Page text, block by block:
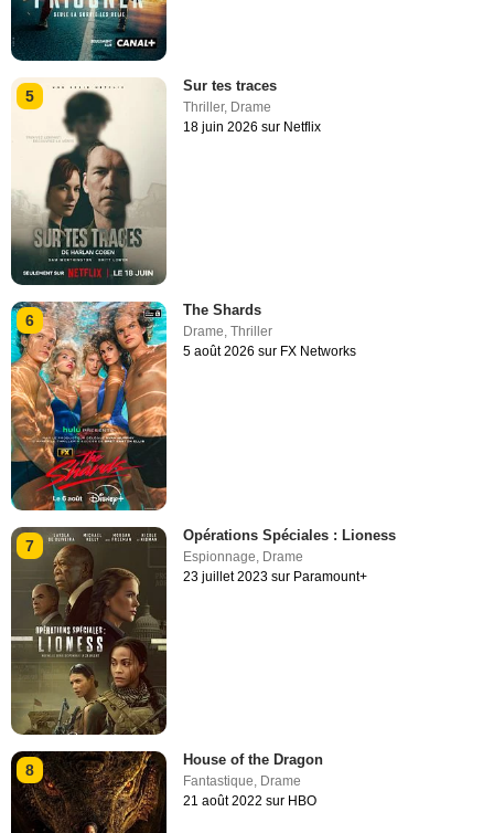
5
Sur tes traces
Thriller, Drame
18 juin 2026 sur Netflix
6
The Shards
Drame,Thriller
5 août 2026 sur FX Networks
7
Opérations Spéciales : Lioness
Espionnage Drame
23 juillet 2023 sur Paramount+
8
House of the Dragon
Fantastique, Drame
21 août 2022 sur HBO